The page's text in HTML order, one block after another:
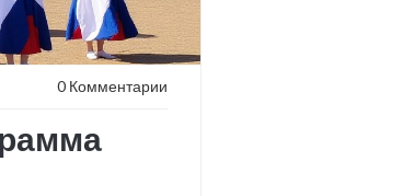
0 Комментарии